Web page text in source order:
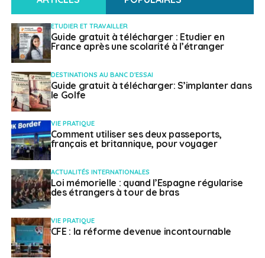
Sénateur représentant les Français établis hors
de FranceETUDIER ET TRAVAILLER
Guide gratuit à télécharger : Etudier en
France après une scolarité à l’étranger
DESTINATIONS AU BANC D'ESSAI
Guide gratuit à télécharger: S’implanter dans
le Golfe
VIE PRATIQUE
Comment utiliser ses deux passeports,
français et britannique, pour voyager
ACTUALITÉS INTERNATIONALES
Loi mémorielle : quand l’Espagne régularise
des étrangers à tour de bras
VIE PRATIQUE
CFE : la réforme devenue incontournable